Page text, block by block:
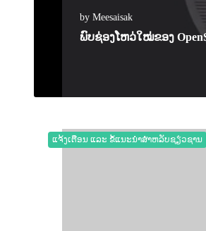
by Meesaisak
ພົບຊ່ອງໂຫວ່ໃໝ່ຂອງ
ແຈ້ງເຕືອນ ແລະ ຂໍ້ແນະນຳສຳຫລັບຊຽ່ວຊານ